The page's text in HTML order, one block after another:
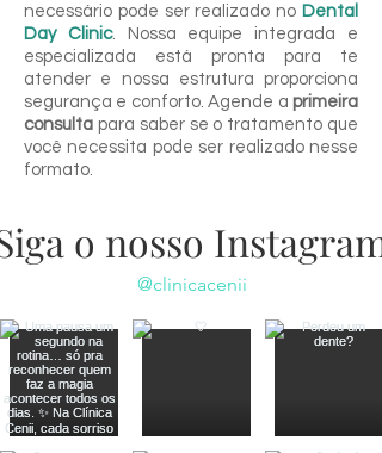
necessário pode ser realizado no Dental
Day Clinic. Nossa equipe integrada e
especializada está pronta para te
atender e nossa estrutura proporciona
segurança e conforto. Agende a primeira
consulta para saber se o tratamento que
você necessita pode ser realizado nesse
formato.
o nosso Instagram
@clinicacenii